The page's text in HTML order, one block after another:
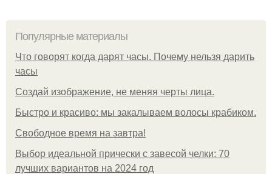
Популярные материалы
Что говорят когда дарят часы. Почему нельзя дарить
часы
Создай изображение, не меняя черты лица.
Быстро и красиво: мы закалываем волосы крабиком.
Свободное время на завтра!
Выбор идеальной прически с завесой челки: 70
лучших вариантов на 2024 год